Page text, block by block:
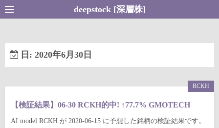
コ
ン
ン
へ
deepstock [深層株]
日: 2020年6月30日
【検証結果】06-30 RCKH的中! ↑77.7% GMOTECH
AI model RCKH が 2020-06-15 に予想した銘柄の検証結果です。
RCKH